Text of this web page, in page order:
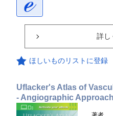
詳し
ほしいものリストに登録
Uflacker's Atlas of
- Angiographic Approach